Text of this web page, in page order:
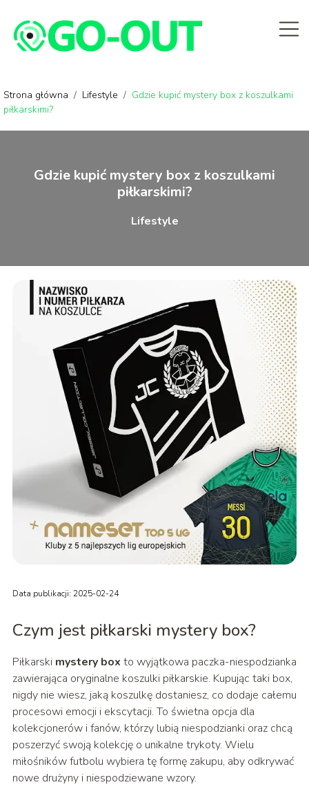
Strona główna / Lifestyle / Gdzie kupić mystery box z koszulkami
piłkarskimi?
Gdzie kupić mystery box z koszulkami
piłkarskimi?
Lifestyle
Data publikacji: 2025-02-24
Czym jest piłkarski mystery box?
Piłkarski mystery box to wyjątkowa paczka-niespodzianka
zawierająca oryginalne koszulki piłkarskie. Kupując taki box,
nigdy nie wiesz, jaką koszulkę dostaniesz, co dodaje całemu
procesowi emocji i ekscytacji. To świetna opcja dla
kolekcjonerów i fanów, którzy lubią niespodzianki oraz chcą
poszerzyć swoją kolekcję o unikalne trykoty. Wielu
miłośników futbolu wybiera tę formę zakupu, aby odkrywać
nowe drużyny i niespodziewane wzory.